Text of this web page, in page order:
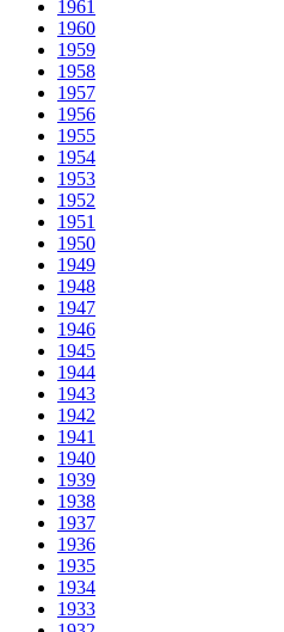
1961
1960
1959
1958
1957
1956
1955
1954
1953
1952
1951
1950
1949
1948
1947
1946
1945
1944
1943
1942
1941
1940
1939
1938
1937
1936
1935
1934
1933